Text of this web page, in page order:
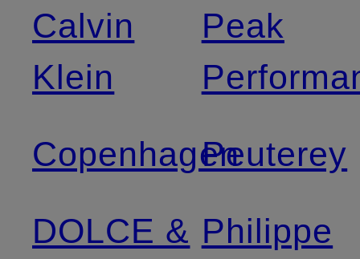
Calvin
Klein
Copenhagen
DOLCE &
Peak
Peuterey
Philippe